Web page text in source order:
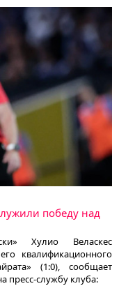
победу над
Хулио Веласкес
квалификационного
(1:0), сообщает
пресс-службу клуба: